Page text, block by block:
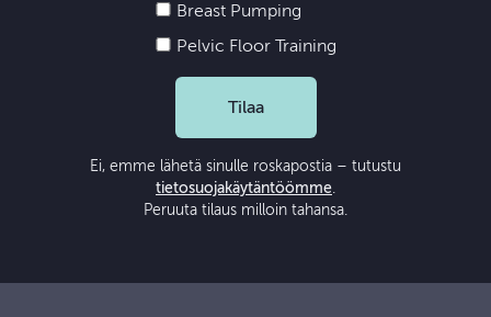
Breast Pumping
Pelvic Floor Training
Tilaa
Ei, emme lähetä sinulle roskapostia – tutustu
tietosuojakäytäntöömme.
Peruuta tilaus milloin tahansa.